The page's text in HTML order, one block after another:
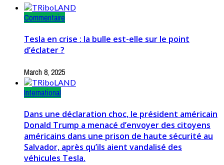
Commentaire
Tesla en crise : la bulle est-elle sur le point
d’éclater ?
March 8, 2025
International
Dans une déclaration choc, le président américain
Donald Trump a menacé d’envoyer des citoyens
américains dans une prison de haute sécurité au
Salvador, après qu’ils aient vandalisé des
véhicules Tesla.